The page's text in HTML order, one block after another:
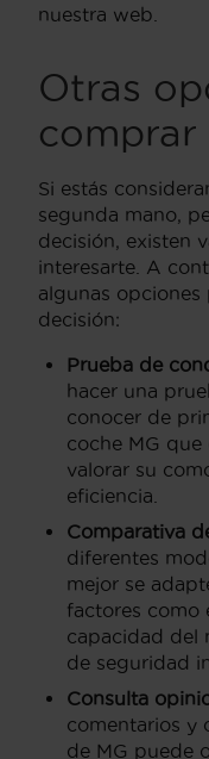
nuestra web.
Otras
comprar
Si estás
segunda mano,
decisión, existen
interesarte. A
algunas
decisión:
Prueba de
hacer una
conocer de
coche MG que
valorar su
eficiencia.
Comparativa
diferentes
mejor se
factores como
capacidad del
de seguridad
Consulta
comentarios y
de MG puede